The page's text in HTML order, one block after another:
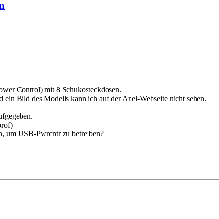
Control) mit 8 Schukosteckdosen.
Bild des Modells kann ich auf der Anel-Webseite nicht sehen.
um USB-Pwrcntr zu betreiben?